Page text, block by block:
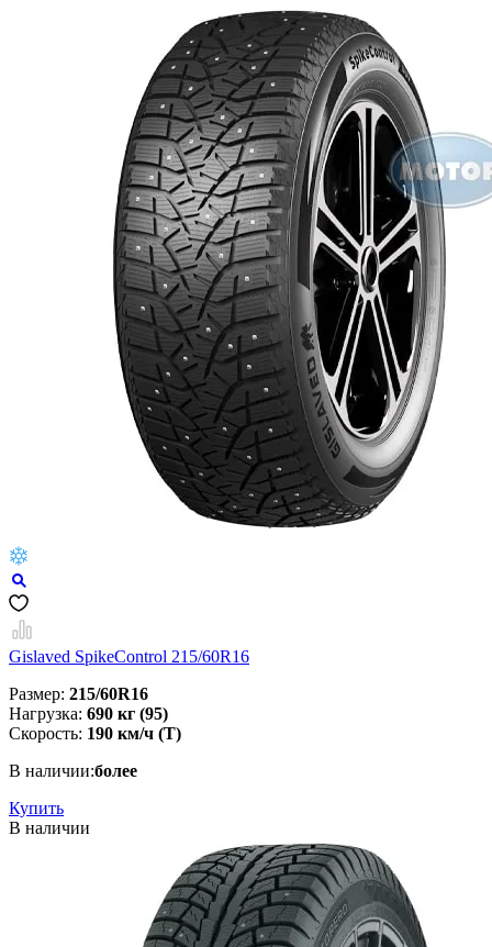
Gislaved SpikeControl 215/60R16
Размер: 215/60R16
Нагрузка: 690 кг (95)
Скорость: 190 км/ч (Т)
В наличии:более
Купить
В наличии